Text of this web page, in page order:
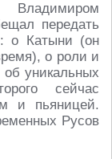
передать
о Катыни (он
о роли и
уникальных
сейчас
и пьяницей.
Русов